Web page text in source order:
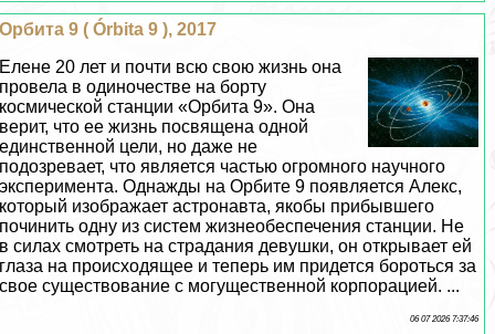
Орбита 9 ( Órbita 9 ), 2017
Елене 20 лет и почти всю свою жизнь она
провела в одиночестве на борту
космической станции «Орбита 9». Она
верит, что ее жизнь посвящена одной
единственной цели, но даже не
подозревает, что является частью огромного научного
эксперимента. Однажды на Орбите 9 появляется Алекс,
который изображает астронавта, якобы прибывшего
починить одну из систем жизнеобеспечения станции. Не
в силах смотреть на страдания дeвyшки, он открывает ей
глаза на происходящее и теперь им придется бороться за
свое существование с могущественной корпорацией. ...
06 07 2026 7:37:46